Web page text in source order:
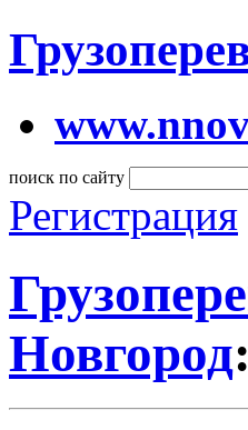
поиск по сайту
Регистрация
Новгород